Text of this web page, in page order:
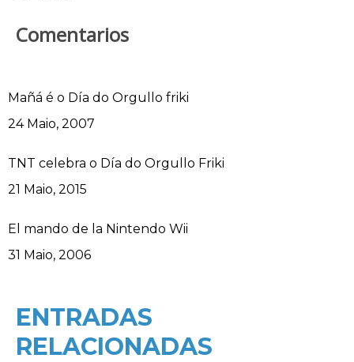
Comentarios
Mañá é o Día do Orgullo friki
Data
24 Maio, 2007
TNT celebra o Día do Orgullo Friki
Data
21 Maio, 2015
El mando de la Nintendo Wii
Data
31 Maio, 2006
ENTRADAS
RELACIONADAS